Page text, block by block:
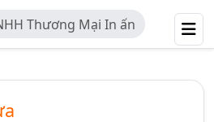
Thương Mại In ấn